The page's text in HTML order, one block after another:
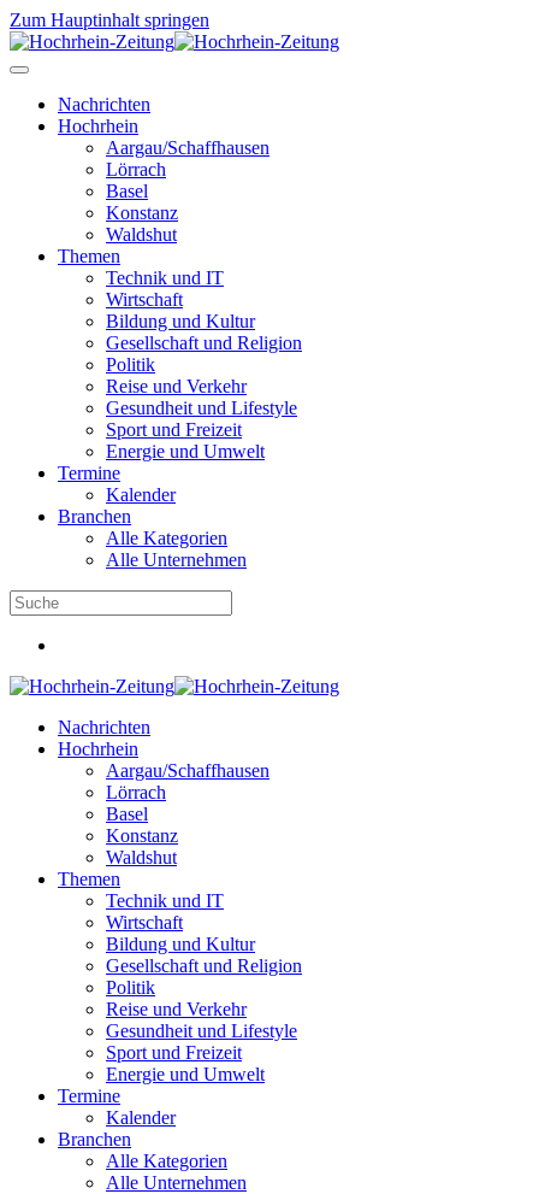
Zum Hauptinhalt springen
Nachrichten
Hochrhein
Aargau/Schaffhausen
Lörrach
Basel
Konstanz
Waldshut
Themen
Technik und IT
Wirtschaft
Bildung und Kultur
Gesellschaft und Religion
Politik
Reise und Verkehr
Gesundheit und Lifestyle
Sport und Freizeit
Energie und Umwelt
Termine
Kalender
Branchen
Alle Kategorien
Alle Unternehmen
Nachrichten
Hochrhein
Aargau/Schaffhausen
Lörrach
Basel
Konstanz
Waldshut
Themen
Technik und IT
Wirtschaft
Bildung und Kultur
Gesellschaft und Religion
Politik
Reise und Verkehr
Gesundheit und Lifestyle
Sport und Freizeit
Energie und Umwelt
Termine
Kalender
Branchen
Alle Kategorien
Alle Unternehmen